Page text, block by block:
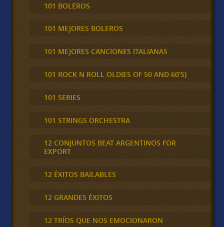
101 BOLEROS
101 MEJORES BOLEROS
101 MEJORES CANCIONES ITALIANAS
101 ROCK N ROLL OLDIES OF 50 AND 60'S}
101 SERIES
101 STRINGS ORCHESTRA
12 CONJUNTOS BEAT ARGENTINOS FOR
EXPORT
12 ÉXITOS BAILABLES
12 GRANDES ÉXITOS
12 TRÍOS QUE NOS EMOCIONARON